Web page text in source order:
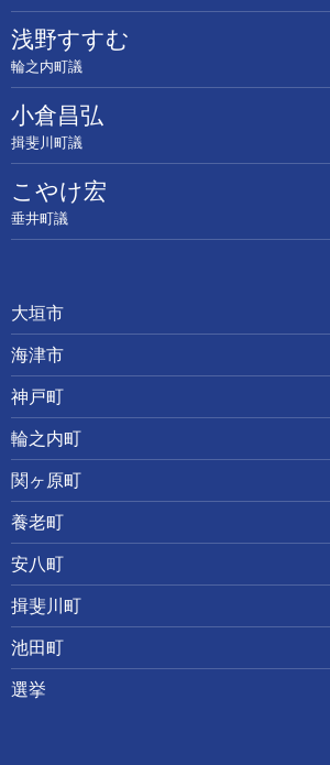
浅野すすむ
輪之内町議
小倉昌弘
揖斐川町議
こやけ宏
垂井町議
大垣市
海津市
神戸町
輪之内町
関ヶ原町
養老町
安八町
揖斐川町
池田町
選挙